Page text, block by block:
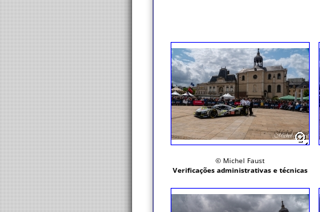
© Michel Faust
Verificações administrativas e técnicas